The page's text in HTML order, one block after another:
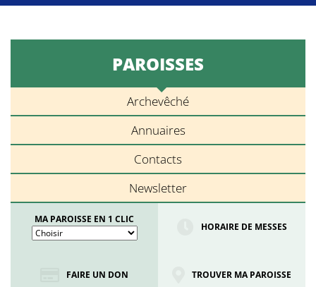
PAROISSES
Archevêché
Annuaires
Contacts
Newsletter
MA PAROISSE EN 1 CLIC
HORAIRE DE MESSES
FAIRE UN DON TROUVER MA PAROISSE